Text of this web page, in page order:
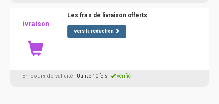
livraison
Les frais de livraison offerts
vers la réduction
En cours de validité | Utilisé 10 fois vérifié !